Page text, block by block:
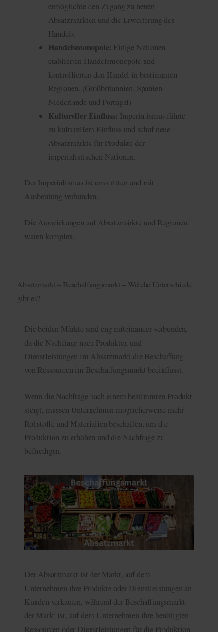
ermöglichte den Zugang zu neuen
Absatzmärkten und die Erweiterung des
Handels.
Handelsmonopole: Einige Nationen
etablierten Handelsmonopole und
kontrollierten den Handel in bestimmten
Regionen. (Großbritannien, Spanien,
Niederlande und Portugal)
Kultureller Einfluss: Imperialismus führte
zu kulturellem Einfluss und schuf neue
Absatzmärkte für Produkte der
imperialistischen Nationen.
Der Imperialismus ist umstritten und mit
Ausbeutung verbunden.
Die Auswirkungen auf Absatzmärkte und Regionen
waren komplex.
Absatzmarkt – Beschaffungsmarkt – Welche Unterschiede
gibt es?
Die beiden Märkte sind eng miteinander verbunden,
da die Nachfrage nach Produkten und
Dienstleistungen im Absatzmarkt die Beschaffung
von Ressourcen im Beschaffungsmarkt beeinflusst.
Wenn die Nachfrage nach einem bestimmten Produkt
steigt, müssen Unternehmen möglicherweise mehr
Rohstoffe und Materialien beschaffen, um die
Produktion zu erhöhen und die Nachfrage zu
befriedigen.
Der Absatzmarkt ist der Markt, auf dem
Unternehmen ihre Produkte oder Dienstleistungen an
Kunden verkaufen, während der Beschaffungsmarkt
der Markt ist, auf dem Unternehmen ihre benötigten
Ressourcen oder Dienstleistungen für die Produktion